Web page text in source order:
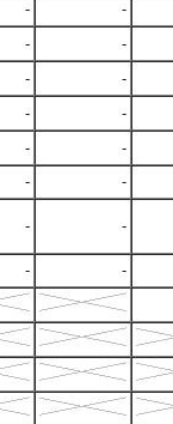
- -
- -
- -
- -
- -
- -
- -
- -